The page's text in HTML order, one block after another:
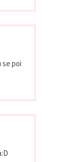
se poi